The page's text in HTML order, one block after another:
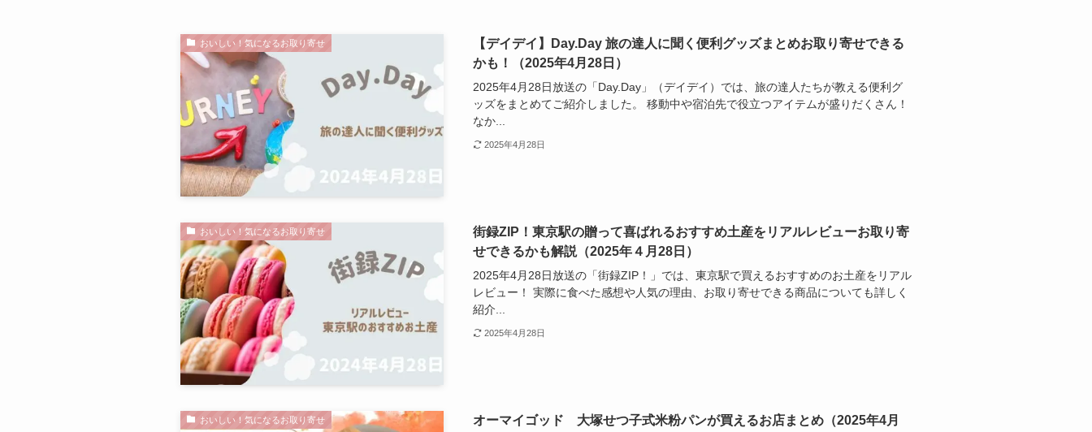
おいしい！気になるお取り寄せ
【デイデイ】Day.Day 旅の達人に聞く便利グッズまとめお取り寄せできる
かも！（2025年4月28日）
2025年4月28日放送の「Day.Day」（デイデイ）では、旅の達人たちが教える便利グ
ッズをまとめてご紹介しました。 移動中や宿泊先で役立つアイテムが盛りだくさん！
なか...
2025年4月28日
おいしい！気になるお取り寄せ
街録ZIP！東京駅の贈って喜ばれるおすすめ土産をリアルレビューお取り寄
せできるかも解説（2025年４月28日）
2025年4月28日放送の「街録ZIP！」では、東京駅で買えるおすすめのお土産をリアル
レビュー！ 実際に食べた感想や人気の理由、お取り寄せできる商品についても詳しく
紹介...
2025年4月28日
おいしい！気になるお取り寄せ
オーマイゴッド 大塚せつ子式米粉パンが買えるお店まとめ（2025年4月